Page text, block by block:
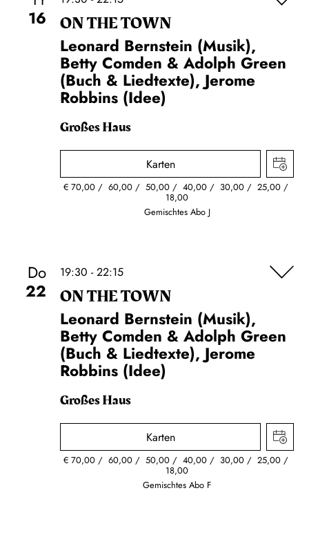
16
ON THE TOWN
Leonard Bernstein (Musik),
Betty Comden & Adolph Green
(Buch & Liedtexte), Jerome
Robbins (Idee)
Großes Haus
Karten
€ 70,00 60,00 50,00 40,00 30,00 25,00
18,00
Gemischtes Abo J
Do
22
19:30 - 22:15
ON THE TOWN
Leonard Bernstein (Musik),
Betty Comden & Adolph Green
(Buch & Liedtexte), Jerome
Robbins (Idee)
Großes Haus
Karten
€ 70,00 60,00 50,00 40,00 30,00 25,00
18,00
Gemischtes Abo F